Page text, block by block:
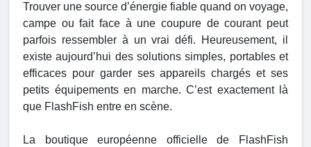
Trouver une source d’énergie fiable quand on voyage,
campe ou fait face à une coupure de courant peut
parfois ressembler à un vrai défi. Heureusement, il
existe aujourd’hui des solutions simples, portables et
efficaces pour garder ses appareils chargés et ses
petits équipements en marche. C’est exactement là
que FlashFish entre en scène.
La boutique européenne officielle de FlashFish